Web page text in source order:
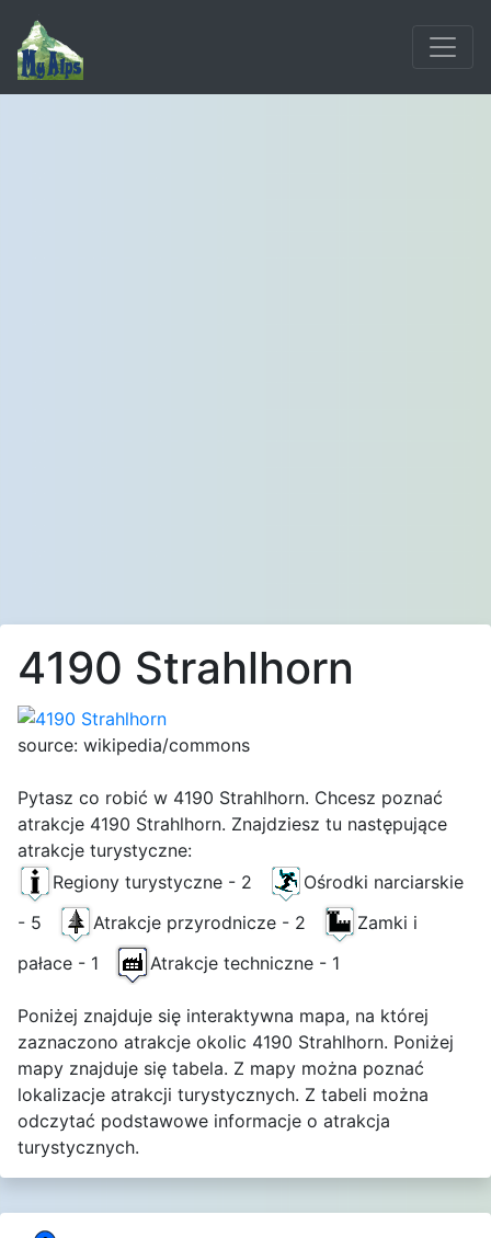
4190 Strahlhorn
source: wikipedia/commons
Pytasz co robić w 4190 Strahlhorn. Chcesz poznać
atrakcje 4190 Strahlhorn. Znajdziesz tu następujące
atrakcje turystyczne:
Regiony turystyczne - 2
Ośrodki narciarskie
- 5
Atrakcje przyrodnicze - 2
Zamki i
pałace - 1
Atrakcje techniczne - 1
Poniżej znajduje się interaktywna mapa, na której
zaznaczono atrakcje okolic 4190 Strahlhorn. Poniżej
mapy znajduje się tabela. Z mapy można poznać
lokalizacje atrakcji turystycznych. Z tabeli można
odczytać podstawowe informacje o atrakcja
turystycznych.